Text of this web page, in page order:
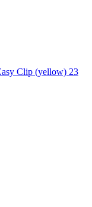
Clip (yellow) 23